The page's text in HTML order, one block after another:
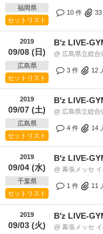
福岡県
セットリスト
10 件 33
2019
09/08 (日)
広島県
セットリスト
B'z LIVE-
@ 広島県立総
3 件 12
2019
09/07 (土)
広島県
セットリスト
B'z LIVE-
@ 広島県立総
4 件 14
2019
09/04 (水)
千葉県
セットリスト
B'z LIVE-
@ 幕張メッセ
1 件 11
2019
09/03 (火)
B'z LIVE-
@ 幕張メッセ